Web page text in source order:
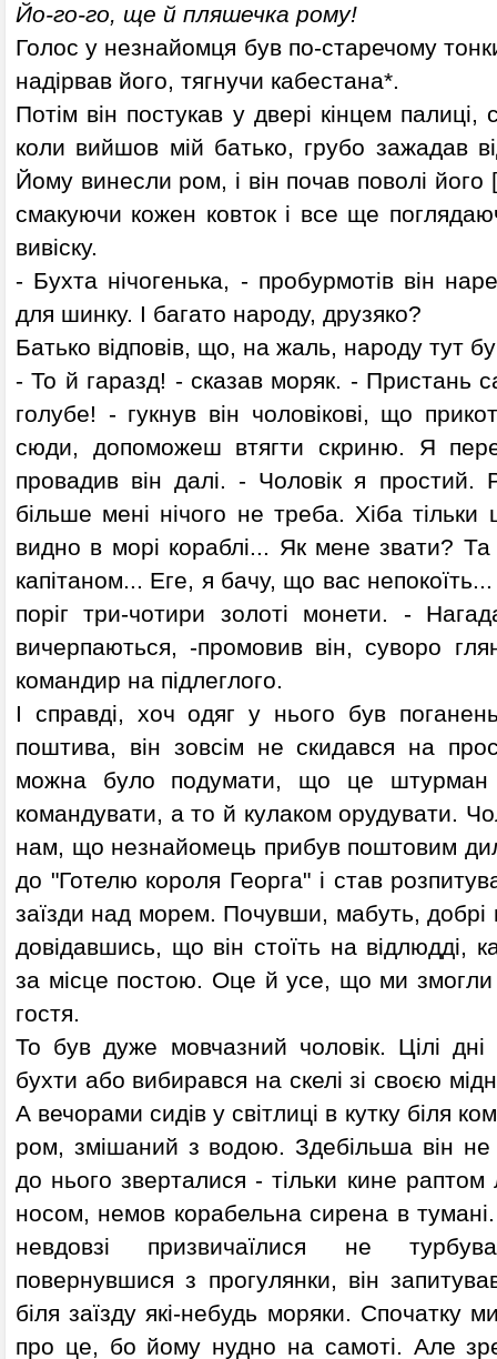
Йо-го-го, ще й пляшечка рому!
Голос у незнайомця був по-старечому
надірвав його, тягнучи кабестана*.
Потім він постукав у двері кінцем палиці,
коли вийшов мій батько, грубо зажадав
Йому винесли ром, і він почав поволі
смакуючи кожен ковток і все ще
вивіску.
- Бухта нічогенька, - пробурмотів він
для шинку. І багато народу, друзяко?
Батько відповів, що, на жаль, народу тут
- То й гаразд! - сказав моряк. - Пристань
голубе! - гукнув він чоловікові, що
сюди, допоможеш втягти скриню. Я
провадив він далі. - Чоловік я
більше мені нічого не треба. Хіба
видно в морі кораблі... Як мене звати?
капітаном... Еге, я бачу, що вас
поріг три-чотири золоті монети. -
вичерпаються, -промовив він, суворо
командир на підлеглого.
І справді, хоч одяг у нього був
поштива, він зовсім не скидався на
можна було подумати, що це штурман
командувати, а то й кулаком орудувати.
нам, що незнайомець прибув поштовим
до "Готелю короля Георга" і став
заїзди над морем. Почувши, мабуть, добрі
довідавшись, що він стоїть на відлюдді,
за місце постою. Оце й усе, що ми змогли
гостя.
То був дуже мовчазний чоловік. Цілі дні
бухти або вибирався на скелі зі своєю
А вечорами сидів у світлиці в кутку біля
ром, змішаний з водою. Здебільша він не
до нього зверталися - тільки кине раптом
носом, немов корабельна сирена в тумані.
невдовзі призвичаїлися не
повернувшися з прогулянки, він
біля заїзду які-небудь моряки. Спочатку
про це, бо йому нудно на самоті. Але